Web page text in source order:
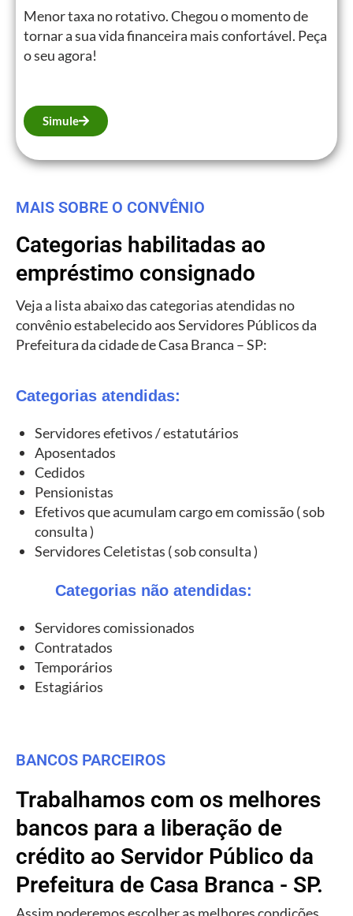
Menor taxa no rotativo. Chegou o momento de
tornar a sua vida financeira mais confortável. Peça
o seu agora!
Simule
MAIS SOBRE O CONVÊNIO
Categorias habilitadas ao
empréstimo consignado
Veja a lista abaixo das categorias atendidas no
convênio estabelecido aos Servidores Públicos da
Prefeitura da cidade de Casa Branca – SP:
Categorias atendidas:
Servidores efetivos / estatutários
Aposentados
Cedidos
Pensionistas
Efetivos que acumulam cargo em comissão ( sob
consulta )
Servidores Celetistas ( sob consulta )
Categorias não atendidas:
Servidores comissionados
Contratados
Temporários
Estagiários
BANCOS PARCEIROS
Trabalhamos com os melhores
bancos para a liberação de
crédito ao Servidor Público da
Prefeitura de Casa Branca - SP.